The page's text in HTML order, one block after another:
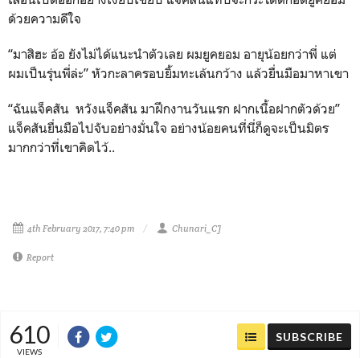
ด้วยความดีใจ
“มาสิฮะ อ้อ ยังไม่ได้แนะนำตัวเลย ผมยูคยอม อายุน้อยกว่าพี่ แต่
ผมเป็นรุ่นพี่ล่ะ” หัวกะลาครอบยิ้มทะเล้นกว้าง แล้วยื่นมือมาหาเขา
“ฉันแจ็คสัน หวังแจ็คสัน มาฝึกงานวันแรก ฝากเนื้อฝากตัวด้วย”
แจ็คสันยื่นมือไปจับอย่างมั่นใจ อย่างน้อยคนที่นี่ก็ดูจะเป็นมิตร
มากกว่าที่เขาคิดไว้..
4th February 2017, 7:40 pm Chunari_CJ
Report
610
VIEWS
SUBSCRIBE